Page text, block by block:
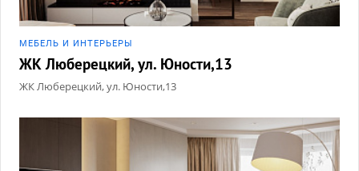
МЕБЕЛЬ И ИНТЕРЬЕРЫ
ЖК Люберецкий, ул. Юности,13
ЖК Люберецкий, ул. Юности,13